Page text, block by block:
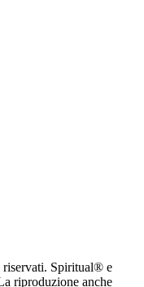
Spiritual® e
riproduzione anche